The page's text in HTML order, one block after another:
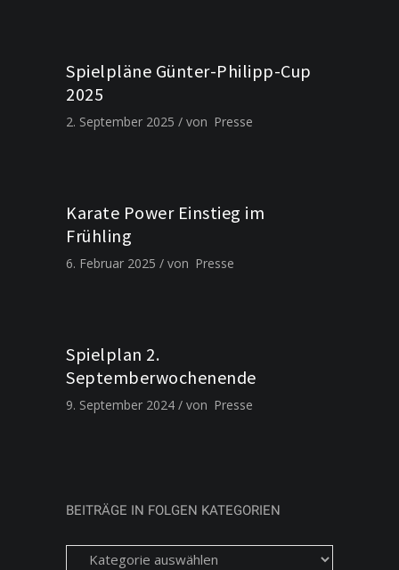
Spielpläne Günter-Philipp-Cup
2025
2. September 2025 von Presse
Karate Power Einstieg im
Frühling
6. Februar 2025 von Presse
Spielplan 2.
Septemberwochenende
9. September 2024 von Presse
BEITRÄGE IN FOLGEN KATEGORIEN
Beiträge